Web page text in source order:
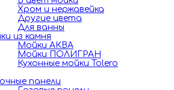
Хром и нержавейка
Другие цвета
Для ванны
из камня
Мойки АКВА
Мойки ПОЛИГРАН
Кухонные мойки Tolero
панели